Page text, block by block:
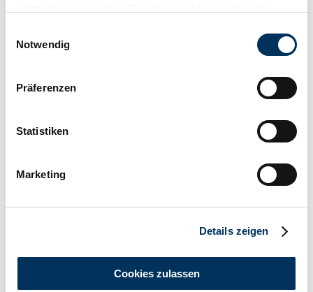
Trigger Symbol ändern oder widerrufen
Informationen über Ihre geografische Lage
können
bestimmten Merkmalen (Fingerprinting) identifizieren
Erfahren Sie mehr darüber, wie Ihre persönlichen Daten
Notwendig
Präferenzen
Statistiken
Marketing
Details zeigen
Cookies zulassen